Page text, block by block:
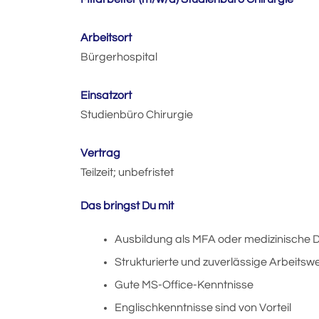
Arbeitsort
Bürgerhospital
Einsatzort
Studienbüro Chirurgie
Vertrag
Teilzeit; unbefristet
Das bringst Du mit
Ausbildung als MFA oder medizinische
Strukturierte und zuverlässige
Gute MS-Office-Kenntnisse
Englischkenntnisse sind von Vorteil